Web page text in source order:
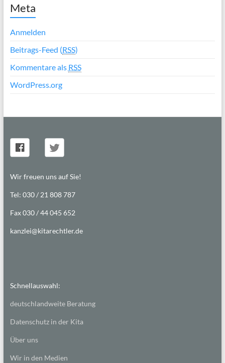
Meta
Anmelden
Beitrags-Feed (RSS)
Kommentare als RSS
WordPress.org
Wir freuen uns auf Sie!
Tel: 030 / 21 808 787
Fax 030 / 44 045 652
kanzlei@kitarechtler.de
Schnellauswahl:
deutschlandweite Beratung
Datenschutz in der Kita
Über uns
Wir in den Medien